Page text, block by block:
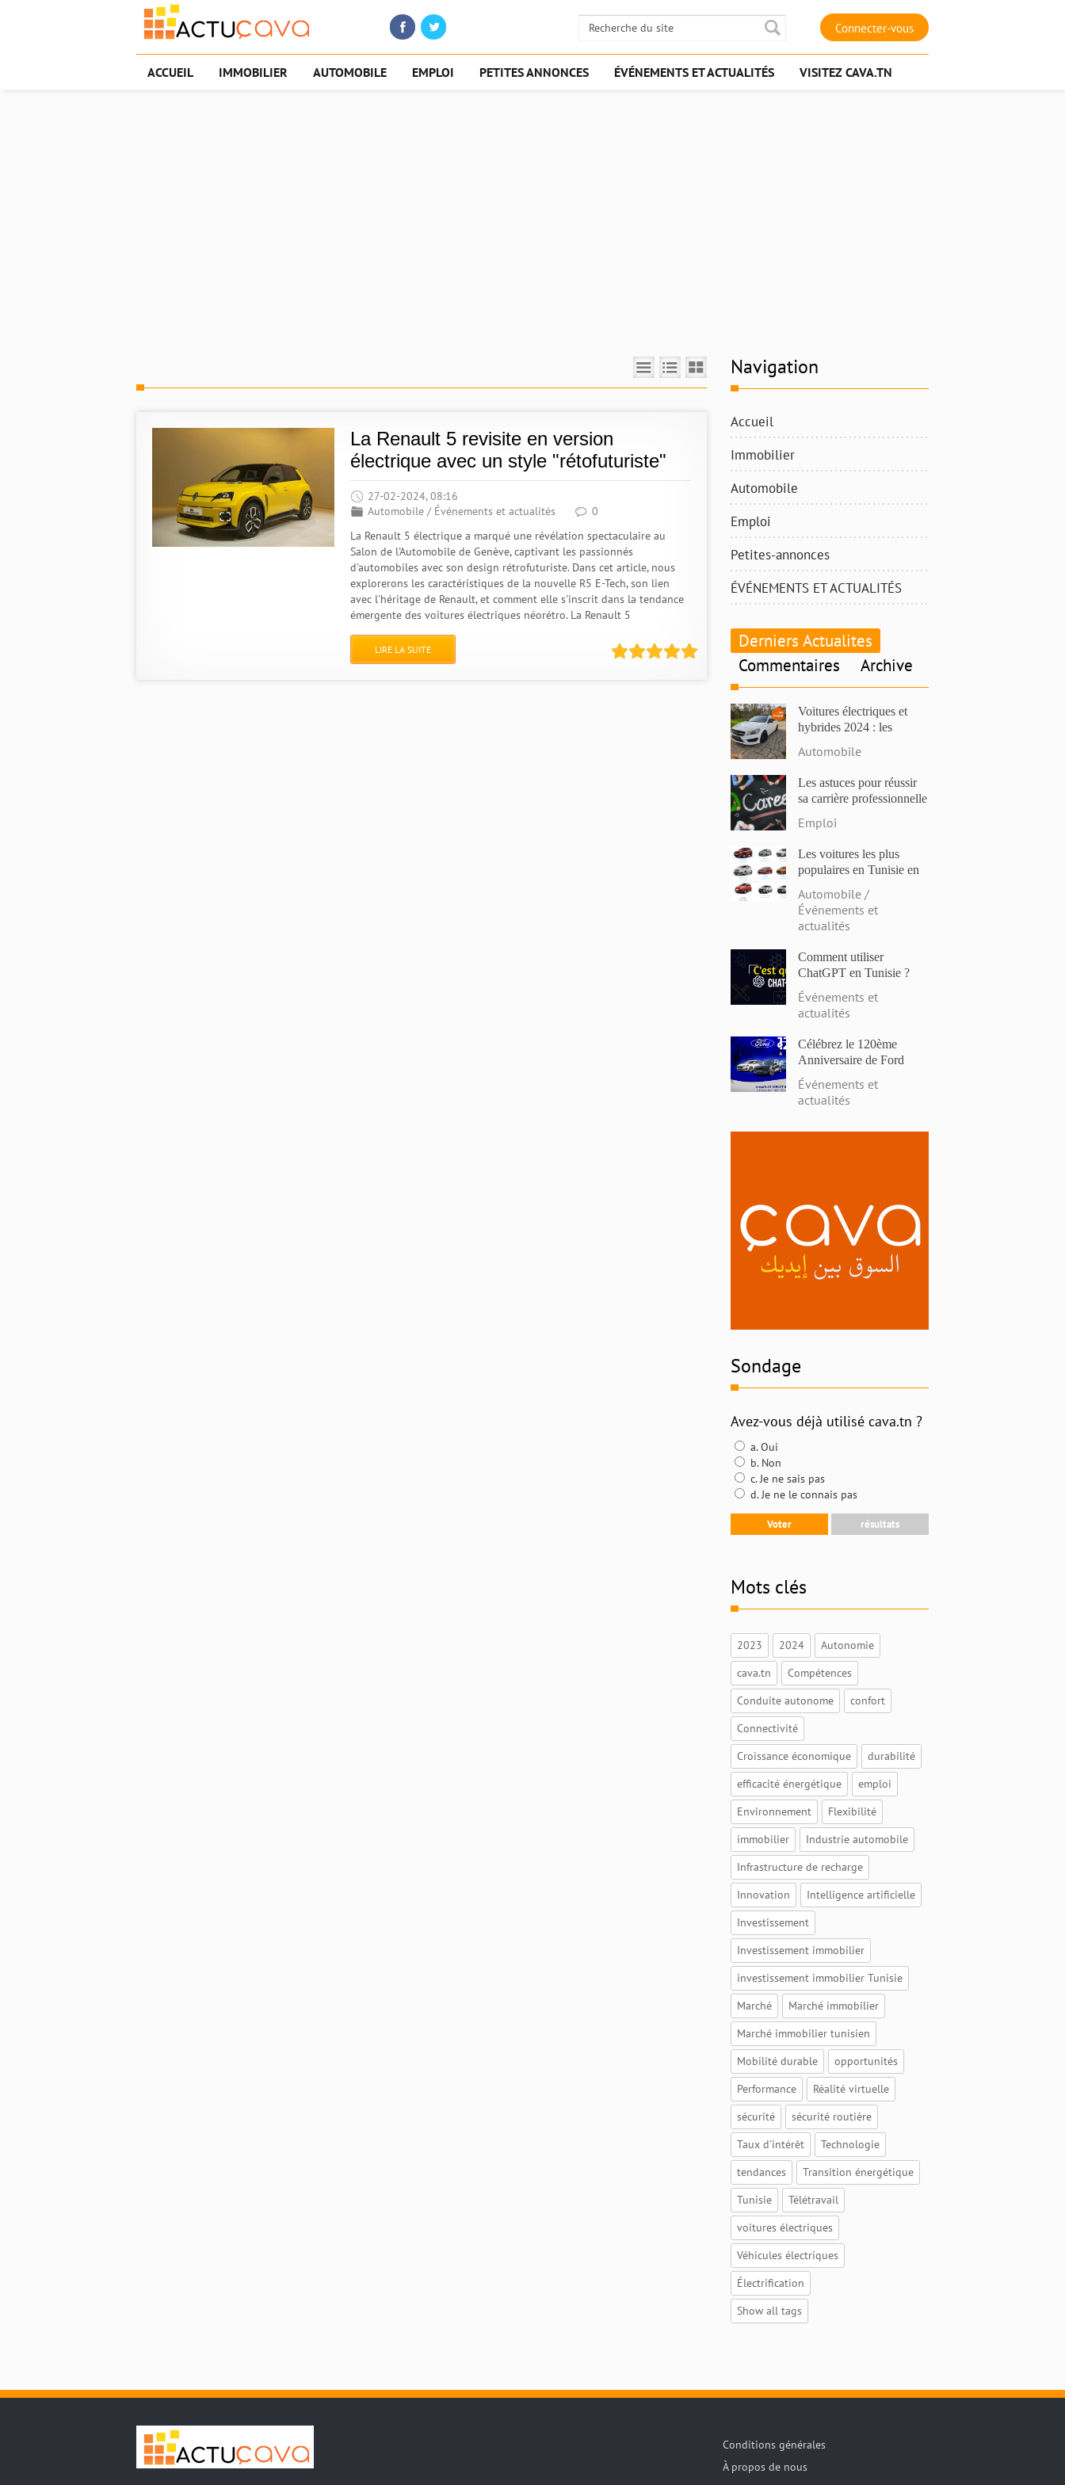
Connecter-vous
ACCUEIL IMMOBILIER AUTOMOBILE EMPLOI PETITES ANNONCES ÉVÉNEMENTS ET ACTUALITÉS VISITEZ CAVA.TN
La Renault 5 revisite en version
électrique avec un style "rétofuturiste"
27-02-2024, 08:16
Automobile / Événements et actualités
0
La Renault 5 électrique a marqué une révélation spectaculaire au
Salon de l'Automobile de Genève, captivant les passionnés
d'automobiles avec son design rétrofuturiste. Dans cet article, nous
explorerons les caractéristiques de la nouvelle R5 E-Tech, son lien
avec l'héritage de Renault, et comment elle s'inscrit dans la tendance
émergente des voitures électriques néorétro. La Renault 5
LIRE LA SUITE
Navigation
Accueil
Immobilier
Automobile
Emploi
Petites-annonces
ÉVÉNEMENTS ET ACTUALITÉS
Derniers Actualites
Commentaires
Archive
Voitures électriques et
hybrides 2024 : les
et les dernières
Automobile
Les astuces pour réussir
sa carrière professionnelle
Emploi
Les voitures les plus
populaires en Tunisie en
prix et des caractéristiques
Automobile /
Événements et
actualités
Comment utiliser
ChatGPT en Tunisie ?
Événements et
actualités
Célébrez le 120ème
Anniversaire de Ford
avec Alpha Ford en
Tunisie : Profitez de
Remises Exceptionnelles
Événements et
actualités
Sondage
Avez-vous déjà utilisé cava.tn ?
a. Oui
b. Non
c. Je ne sais pas
d. Je ne le connais pas
Mots clés
2023 2024
Autonomie
cava.tn
Compétences
Conduite autonome
confort
Connectivité
Croissance économique
durabilité
efficacité énergétique
emploi
Environnement
Flexibilité
immobilier
Industrie automobile
Infrastructure de recharge
Innovation
Intelligence artificielle
Investissement
Investissement immobilier
investissement immobilier Tunisie
Marché
Marché immobilier
Marché immobilier tunisien
Mobilité durable
opportunités
Performance
Réalité virtuelle
sécurité
sécurité routière
Taux d'intérêt
Technologie
tendances
Transition énergétique
Tunisie
Télétravail
voitures électriques
Véhicules électriques
Électrification
Show all tags
Conditions générales
À propos de nous